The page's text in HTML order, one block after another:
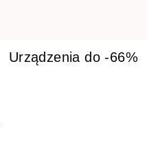
Urządzenia do -66%